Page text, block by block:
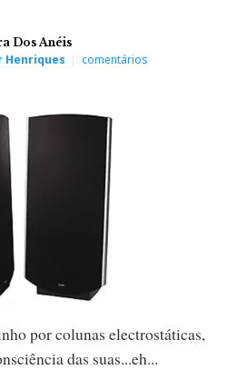
Dos Anéis
Henriques comentários
por colunas electrostáticas,
das suas...eh...